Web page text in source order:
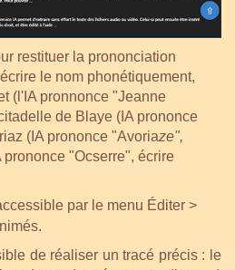
restituer la prononciation
le nom phonétiquement,
(l'IA pronnonce "Jeanne
de Blaye (IA prononce
(IA prononce "Avoriaze",
"Ocserre", écrire
par le menu Éditer >
de réaliser un tracé précis : le